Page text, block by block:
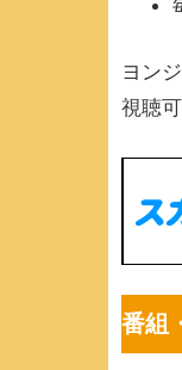
ヨン
視聴
番組